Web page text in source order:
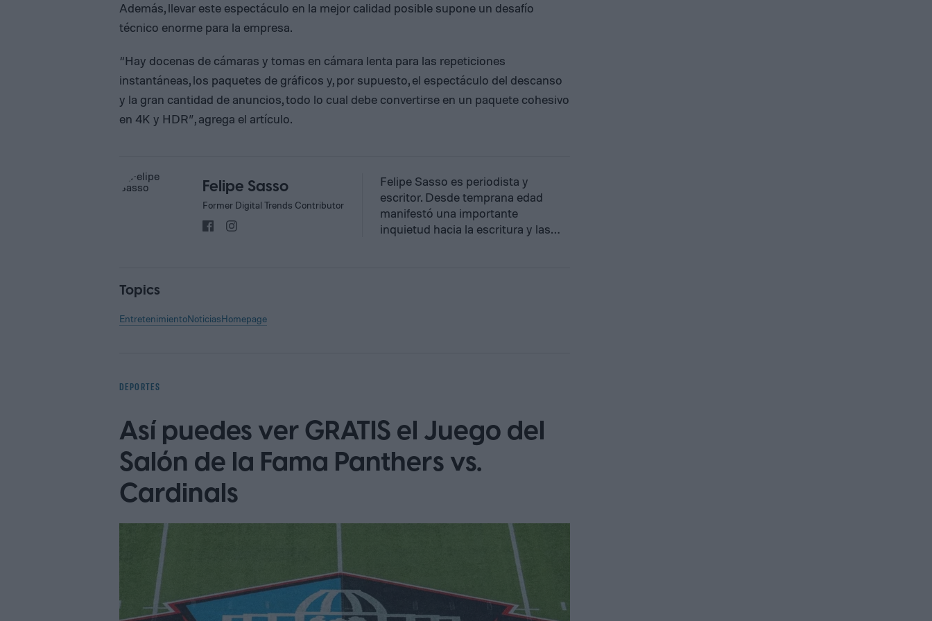
Además, llevar este espectáculo en la mejor calidad posible supone un desafío
técnico enorme para la empresa.
“Hay docenas de cámaras y tomas en cámara lenta para las repeticiones
instantáneas, los paquetes de gráficos y, por supuesto, el espectáculo del descanso
y la gran cantidad de anuncios, todo lo cual debe convertirse en un paquete cohesivo
en 4K y HDR”, agrega el artículo.
Felipe Sasso
Former Digital Trends Contributor
Felipe Sasso es periodista y
escritor. Desde temprana edad
manifestó una importante
inquietud hacia la escritura y las…
Topics
EntretenimientoNoticiasHomepage
DEPORTES
Así puedes ver GRATIS el Juego del
Salón de la Fama Panthers vs.
Cardinals